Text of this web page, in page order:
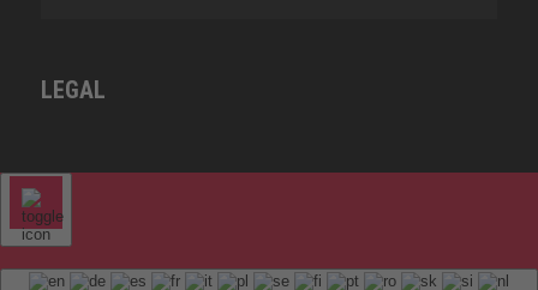
LEGAL